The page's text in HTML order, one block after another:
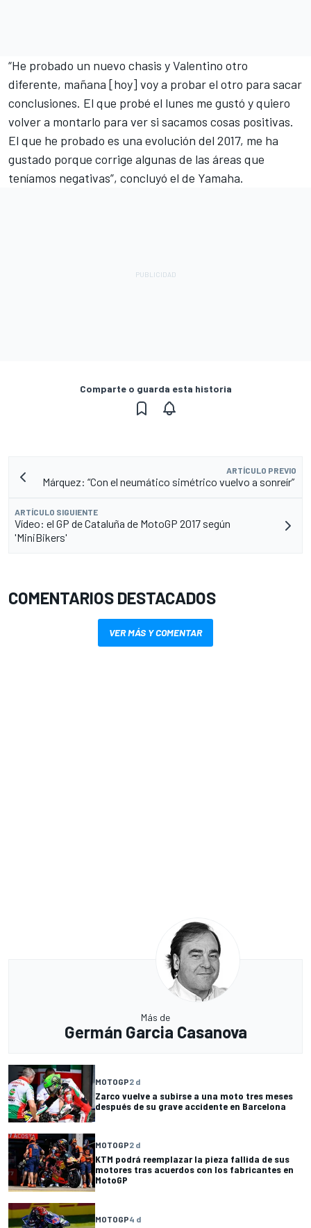
“He probado un nuevo chasis y Valentino otro
diferente, mañana [hoy] voy a probar el otro para sacar
conclusiones. El que probé el lunes me gustó y quiero
volver a montarlo para ver si sacamos cosas positivas.
El que he probado es una evolución del 2017, me ha
gustado porque corrige algunas de las áreas que
teníamos negativas”, concluyó el de Yamaha.
Comparte o guarda esta historia
ARTÍCULO PREVIO
Márquez: “Con el neumático simétrico vuelvo a sonreír”
ARTÍCULO SIGUIENTE
Vídeo: el GP de Cataluña de MotoGP 2017 según
'MiniBikers'
COMENTARIOS DESTACADOS
VER MÁS Y COMENTAR
Más de
Germán Garcia Casanova
MOTOGP2 d
Zarco vuelve a subirse a una moto tres meses
después de su grave accidente en Barcelona
MOTOGP2 d
KTM podrá reemplazar la pieza fallida de sus
motores tras acuerdos con los fabricantes en
MotoGP
MOTOGP4 d